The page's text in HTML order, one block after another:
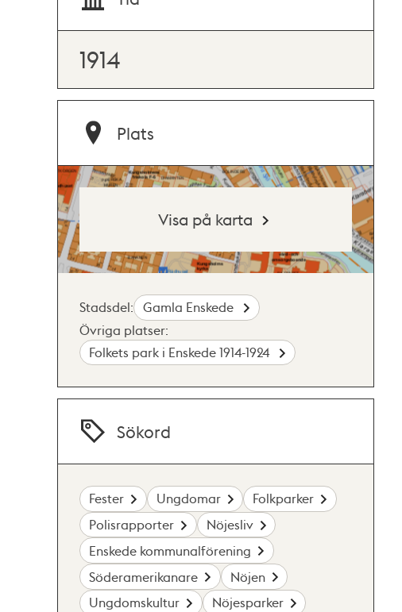
1914
Plats
Visa på karta
Stadsdel:
Gamla Enskede
Övriga platser:
Folkets park i Enskede 1914-1924
Sökord
Fester Ungdomar
Folkparker
Polisrapporter
Nöjesliv
Enskede kommunalförening
Söderamerikanare
Nöjen
Ungdomskultur
Nöjesparker